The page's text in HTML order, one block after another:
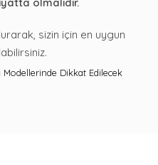
sizin için en uygun
Modellerinde Dikkat Edilecek